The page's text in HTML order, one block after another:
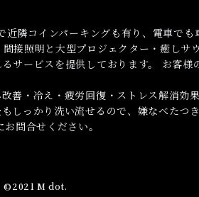
隣コインパーキングも有り、電車でも
接照明と大型プロジェクター・癒し
サービスを提供しております。 お客
善・冷え・疲労回復・ストレス解消効
しっかり洗い流せるので、嫌なべたつ
問合せください。
©︎2021 M dot.